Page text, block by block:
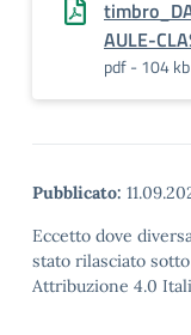
AULE-
pdf - 104 kb
Pubblicato:
Eccetto dove
stato rilasciato
Attribuzione 4.0